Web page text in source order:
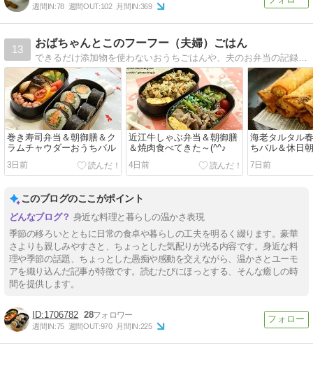
週間IN:78 週間OUT:102 月間IN:369
13
おばちゃんとこのフーフー（夫婦）ごはん
できるだけ添加物を使わないおうちごはんや、夫のお弁当の記録です。湯気のたつ料理を、ふたりで、フーフーしながら楽しい食卓を囲みたいと言う意味のブログ名です。
巻き寿司弁当＆朝御膳＆ク
ラムチャウダーおうちバル
3日前
近江牛しゃぶ弁当＆朝御膳
＆焼肉食べてきた～(^^♪
4日前
海老タルタル
ちバル＆休日
7日前
このブログのここがポイント
身近な料理と暮らしの温かさ表現
季節の移ろいとともに日常の食卓や暮らしの工夫を明るく綴ります。豪華
さよりも親しみやすさと、ちょっとした気配りが光る内容です。身近な料
理や季節の話題、ちょっとした愚痴や感動を交えながら、温かさとユーモ
アを織り込んだ記事が特徴です。読むたびにほっとする、そんな癒しの時
間を提供します。
1706782 28
週間IN:75 週間OUT:970 月間IN:225